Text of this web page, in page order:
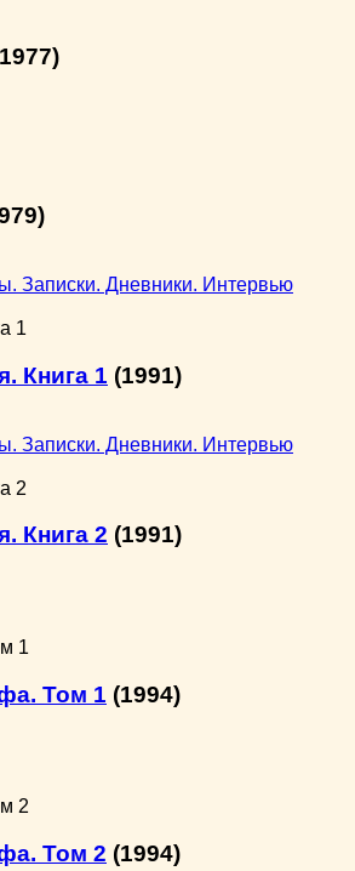
Записки. Дневники. Интервью
Книга 1 (1991)
Записки. Дневники. Интервью
Книга 2 (1991)
Том 1 (1994)
Том 2 (1994)